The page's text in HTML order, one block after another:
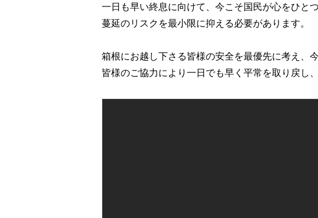
一日も早い終息に向けて、今こそ国民が心をひと
蔓延のリスクを最小限に抑える必要があります。
箱根にお越し下さる皆様の安全を最優先に考え、
皆様のご協力により一日でも早く平常を取り戻し